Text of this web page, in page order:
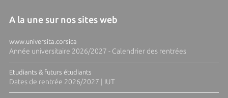
A la une sur nos sites web
www.universita.corsica
Année universitaire 2026/2027 - Calendrier des rentrées
Etudiants & futurs étudiants
Dates de rentrée 2026/2027 | IUT